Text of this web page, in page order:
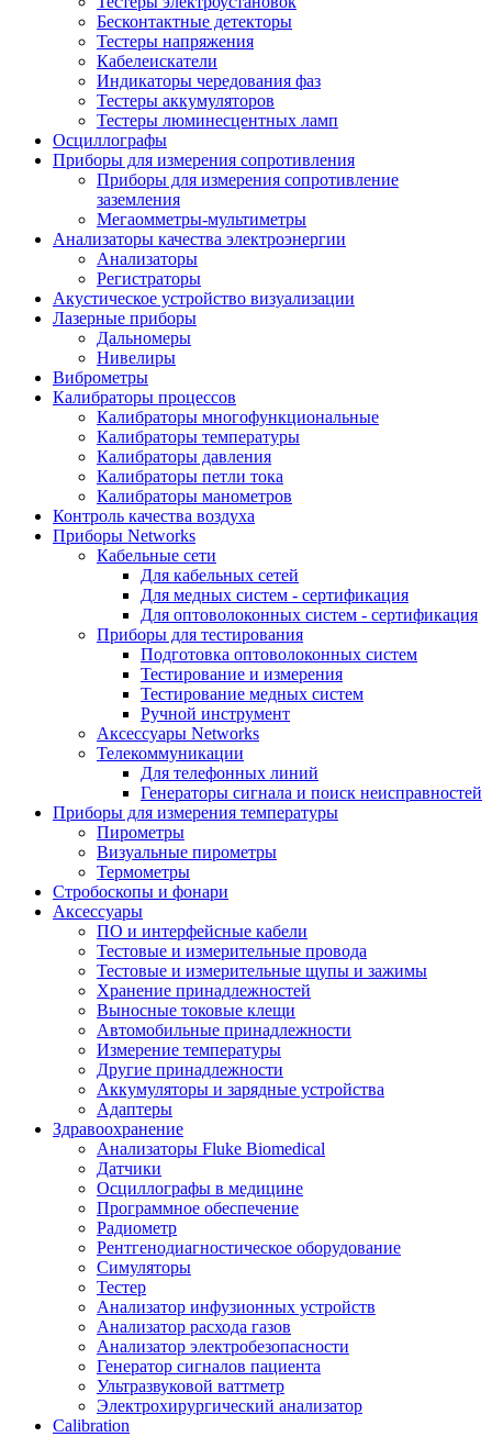
Бесконтактные детекторы
Тестеры напряжения
Кабелеискатели
Индикаторы чередования фаз
Тестеры аккумуляторов
Тестеры люминесцентных ламп
Осциллографы
Приборы для измерения сопротивления
Приборы для измерения сопротивление
заземления
Мегаомметры-мультиметры
Анализаторы качества электроэнергии
Анализаторы
Регистраторы
Акустическое устройство визуализации
Лазерные приборы
Дальномеры
Нивелиры
Виброметры
Калибраторы процессов
Калибраторы многофункциональные
Калибраторы температуры
Калибраторы давления
Калибраторы петли тока
Калибраторы манометров
Контроль качества воздуха
Приборы Networks
Кабельные сети
Для кабельных сетей
Для медных систем - сертификация
Для оптоволоконных систем - сертификация
Приборы для тестирования
Подготовка оптоволоконных систем
Тестирование и измерения
Тестирование медных систем
Ручной инструмент
Аксессуары Networks
Телекоммуникации
Для телефонных линий
Генераторы сигнала и поиск неисправностей
Приборы для измерения температуры
Пирометры
Визуальные пирометры
Термометры
Стробоскопы и фонари
Аксессуары
ПО и интерфейсные кабели
Тестовые и измерительные провода
Тестовые и измерительные щупы и зажимы
Хранение принадлежностей
Выносные токовые клещи
Автомобильные принадлежности
Измерение температуры
Другие принадлежности
Аккумуляторы и зарядные устройства
Адаптеры
Здравоохранение
Анализаторы Fluke Biomedical
Датчики
Осциллографы в медицине
Программное обеспечение
Радиометр
Рентгенодиагностическое оборудование
Симуляторы
Тестер
Анализатор инфузионных устройств
Анализатор расхода газов
Анализатор электробезопасности
Генератор сигналов пациента
Ультразвуковой ваттметр
Электрохирургический анализатор
Calibration